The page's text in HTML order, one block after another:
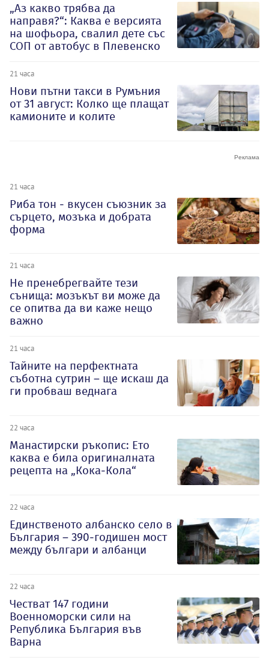
„Аз какво трябва да
направя?“: Каква е версията
на шофьора, свалил дете със
СОП от автобус в Плевенско
21 часа
Нови пътни такси в Румъния
от 31 август: Колко ще плащат
камионите и колите
21 часа
Риба тон - вкусен съюзник за
сърцето, мозъка и добрата
форма
21 часа
Не пренебрегвайте тези
сънища: мозъкът ви може да
се опитва да ви каже нещо
важно
21 часа
Тайните на перфектната
съботна сутрин – ще искаш да
ги пробваш веднага
22 часа
Манастирски ръкопис: Ето
каква е била оригиналната
рецепта на „Кока-Кола“
22 часа
Единственото албанско село в
България – 390-годишен мост
между българи и албанци
22 часа
Честват 147 години
Военноморски сили на
Република България във
Варна